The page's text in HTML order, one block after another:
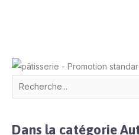
Dans la catégorie